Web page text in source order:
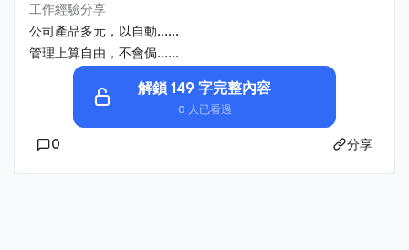
工作經驗分享
公司產品多元，以自動......
管理上算自由，不會侷......
解鎖 149 字完整內容
0 人已看過
0 分享